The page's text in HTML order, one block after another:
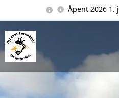
Åpent 2026 1.